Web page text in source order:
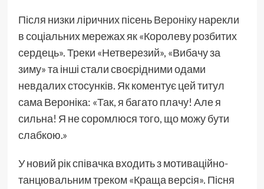
Після низки ліричних пісеньВеронікунарекли
в соціальних мережах як «Королеву розбитих
сердець». Треки «Нетверезий», «Вибачу за
зиму» та інші стали своєрідними одами
невдалих стосунків. Як коментує цей титул
сама Вероніка: «Так, я багато плачу! Але я
сильна! Я не соромлюся того, що можу бути
слабкою.»
У новий рік співачка входить з мотиваційно-
танцювальним треком «Краща версія». Пісня